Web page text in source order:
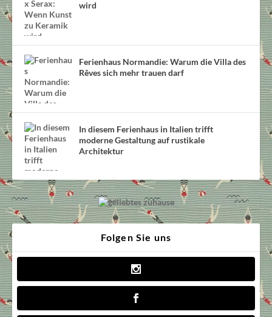
wird
Ferienhaus Normandie: Warum die Villa des
Rêves sich mehr trauen darf
In diesem Ferienhaus in Italien trifft
moderne Gestaltung auf rustikale
Architektur
Folgen Sie uns